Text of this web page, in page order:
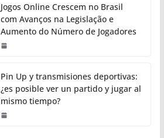
Jogos Online Crescem no Brasil
com Avanços na Legislação e
Aumento do Número de Jogadores
Pin Up y transmisiones deportivas:
¿es posible ver un partido y jugar al
mismo tiempo?